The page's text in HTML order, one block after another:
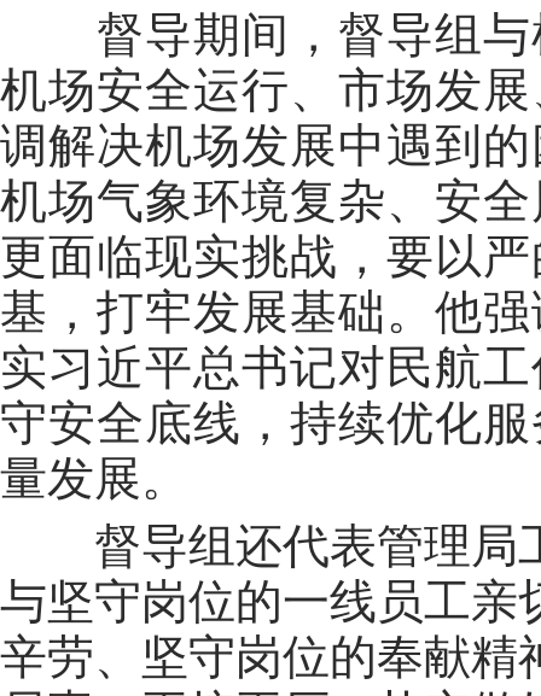
督导期间，督导组
机场安全运行、市场发
调解决机场发展中遇到
机场气象环境复杂、安
更面临现实挑战，要以
基，打牢发展基础。他
实习近平总书记对民航
守安全底线，持续优化
量发展。
督导组还代表管理局
与坚守岗位的一线员工亲
辛劳、坚守岗位的奉献精